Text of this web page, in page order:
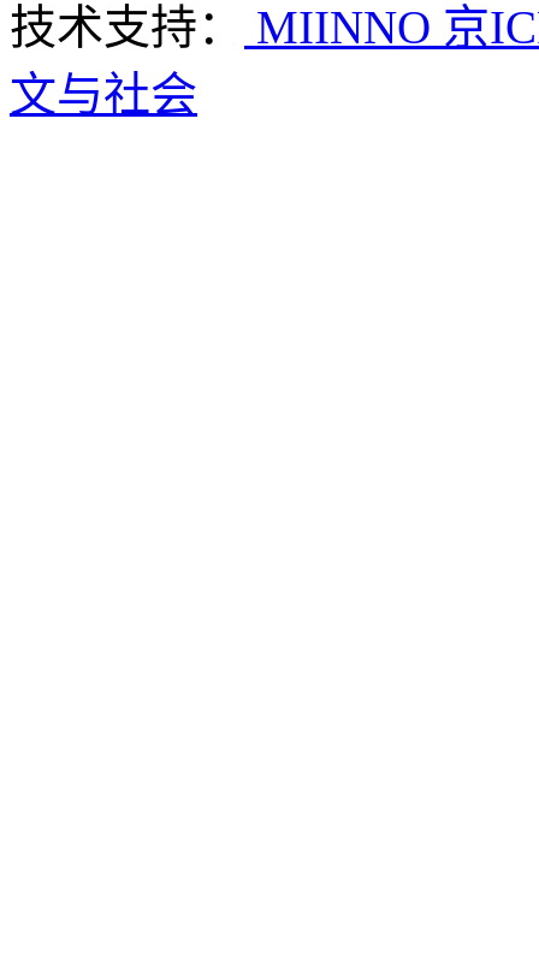
技术支持：
MIINNO 京
文与社会